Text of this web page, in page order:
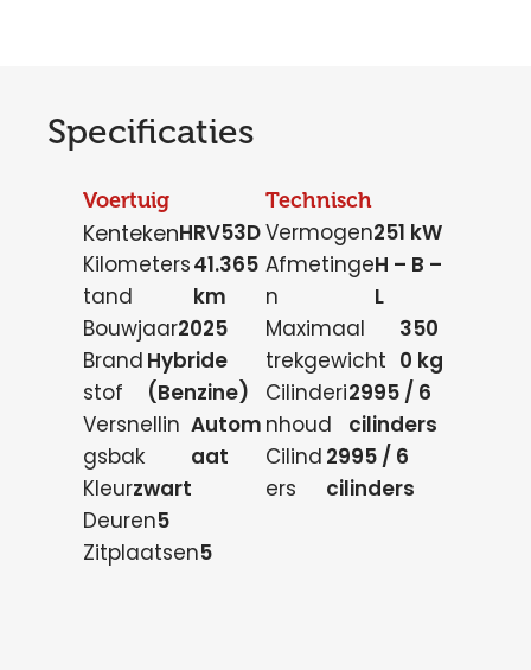
Specificaties
Voertuig
KentekenHRV53D
Kilometers
tand
41.365
km
Bouwjaar2025
Brand
stof
Hybride
(Benzine)
Versnellin
gsbak
Autom
aat
Kleurzwart
Deuren5
Zitplaatsen5
Technisch
Vermogen251 kW
Afmetinge
n
H – B –
L
Maximaal
trekgewicht
350
0 kg
Cilinderi
nhoud
2995 / 6
cilinders
Cilind
ers
2995 / 6
cilinders